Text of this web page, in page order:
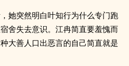
她突然明白叶知行为什么专门跑
舍失去意识。江冉简直要羞愧而
大善人口出恶言的自己简直就是